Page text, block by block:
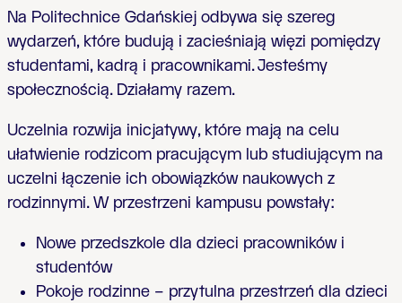
Na Politechnice Gdańskiej odbywa się szereg
wydarzeń, które budują i zacieśniają więzi pomiędzy
studentami, kadrą i pracownikami. Jesteśmy
społecznością. Działamy razem.
Uczelnia rozwija inicjatywy, które mają na celu
ułatwienie rodzicom pracującym lub studiującym na
uczelni łączenie ich obowiązków naukowych z
rodzinnymi. W przestrzeni kampusu powstały:
Nowe przedszkole dla dzieci pracowników i
studentów
Pokoje rodzinne – przytulna przestrzeń dla dzieci